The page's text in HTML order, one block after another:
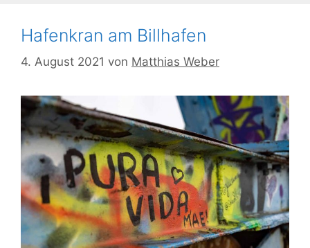
Hafenkran am Billhafen
4. August 2021 von Matthias Weber